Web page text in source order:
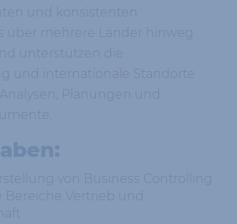
und konsistenten
über mehrere Länder hinweg
unterstützen die
und internationale Standorte
Planungen und
von Business Controlling
Bereiche Vertrieb und